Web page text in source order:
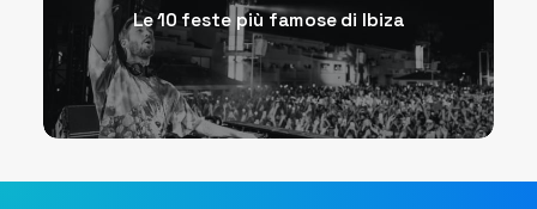
CERCA Le 10 feste più famose di Ibiza